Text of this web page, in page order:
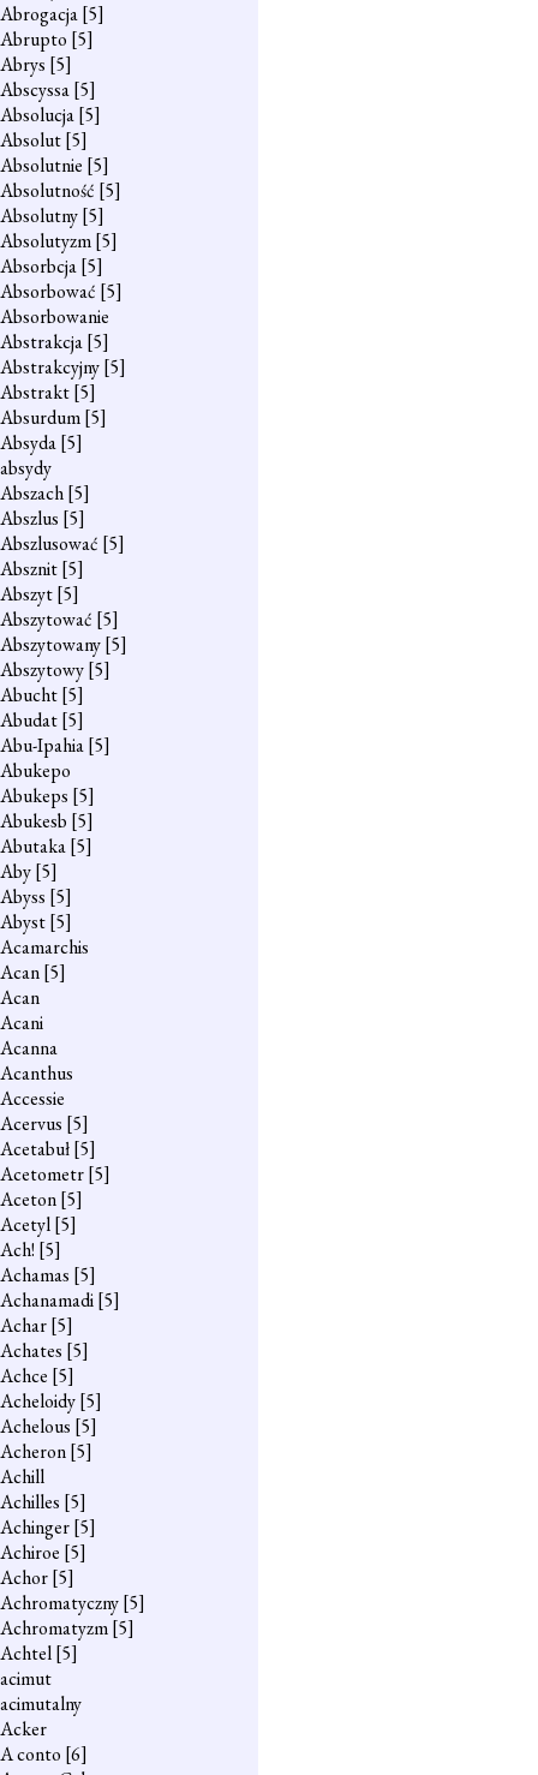
Abrogacja[5]
Abrupto [5]
Abrys [5]
Abscyssa[5]
Absolucja[5]
Absolut[5]
Absolutnie [5]
Absolutność [5]
Absolutny[5]
Absolutyzm[5]
Absorbcja[5]
Absorbować [5]
Absorbowanie
Abstrakcja[5]
Abstrakcyjny[5]
Abstrakt[5]
Absurdum[5]
Absyda[5]
absydy
Abszach[5]
Abszlus [5]
Abszlusować [5]
Absznit[5]
Abszyt[5]
Abszytować [5]
Abszytowany[5]
Abszytowy[5]
Abucht[5]
Abudat[5]
Abu-Ipahia[5]
Abukepo
Abukeps [5]
Abukesb [5]
Abutaka[5]
Aby[5]
Abyss [5]
Abyst[5]
Acamarchis
Acan[5]
Acan
Acani
Acanna
Acanthus
Accessie
Acervus [5]
Acetabuł[5]
Acetometr[5]
Aceton[5]
Acetyl[5]
Ach! [5]
Achamas [5]
Achanamadi[5]
Achar[5]
Achates [5]
Achce [5]
Acheloidy[5]
Achelous [5]
Acheron[5]
Achill
Achilles [5]
Achinger[5]
Achiroe [5]
Achor[5]
Achromatyczny[5]
Achromatyzm[5]
Achtel[5]
acimut
acimutalny
Acker
A conto [6]